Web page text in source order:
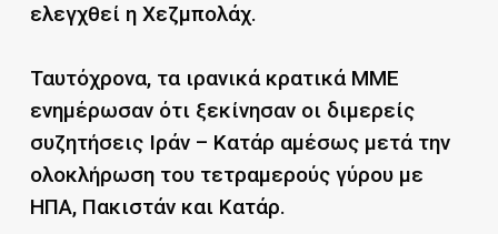
ελεγχθεί η Χεζμπολάχ.
Ταυτόχρονα, τα ιρανικά κρατικά ΜΜΕ
ενημέρωσαν ότι ξεκίνησαν οι διμερείς
συζητήσεις Ιράν – Κατάρ αμέσως μετά την
ολοκλήρωση του τετραμερούς γύρου με
ΗΠΑ, Πακιστάν και Κατάρ.